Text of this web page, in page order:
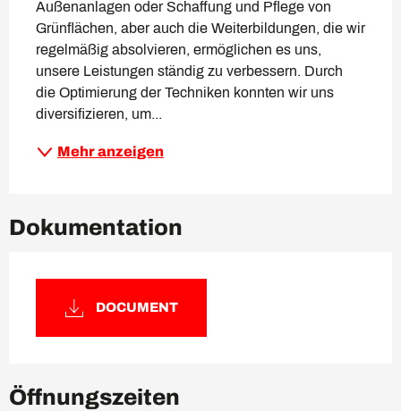
Außenanlagen oder Schaffung und Pflege von
Grünflächen, aber auch die Weiterbildungen, die wir
regelmäßig absolvieren, ermöglichen es uns,
unsere Leistungen ständig zu verbessern. Durch
die Optimierung der Techniken konnten wir uns
diversifizieren, um...
Mehr anzeigen
Dokumentation
DOCUMENT
Öffnungszeiten